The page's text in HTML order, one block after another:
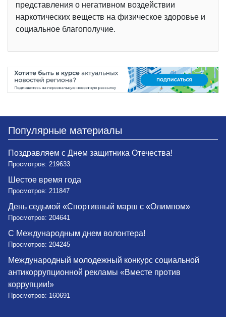
представления о негативном воздействии
наркотических веществ на физическое здоровье и
социальное благополучие.
Популярные материалы
Поздравляем с Днем защитника Отечества!
Просмотров: 219633
Шестое время года
Просмотров: 211847
День седьмой «Спортивный марш с «Олимпом»
Просмотров: 204641
С Международным днем волонтера!
Просмотров: 204245
Международный молодежный конкурс социальной
антикоррупционной рекламы «Вместе против
коррупции!»
Просмотров: 160691